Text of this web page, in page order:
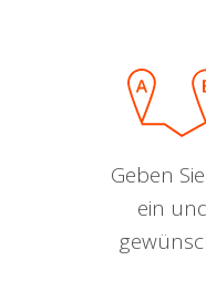
Geben
ein